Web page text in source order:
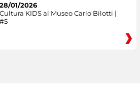
28/01/2026
Cultura KIDS al Museo Carlo Bilotti |
#5